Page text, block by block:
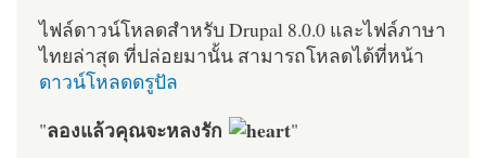
ไฟล์ดาวน์โหลดสำหรับ Drupal 8.0.0 และไฟล์ภาษา
ไทยล่าสุด ที่ปล่อยมานั้น สามารถโหลดได้ที่หน้า
ดาวน์โหลดดรูปัล
"ลองแล้วคุณจะหลงรัก "